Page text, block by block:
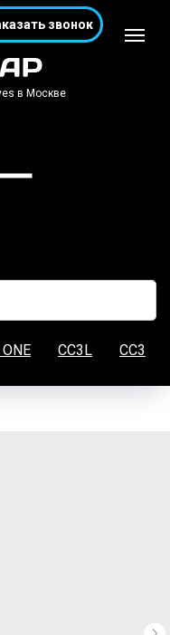
в Москве
звонок
CC3L CC3